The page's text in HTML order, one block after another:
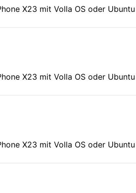
X23 mit Volla OS oder
X23 mit Volla OS oder
X23 mit Volla OS oder